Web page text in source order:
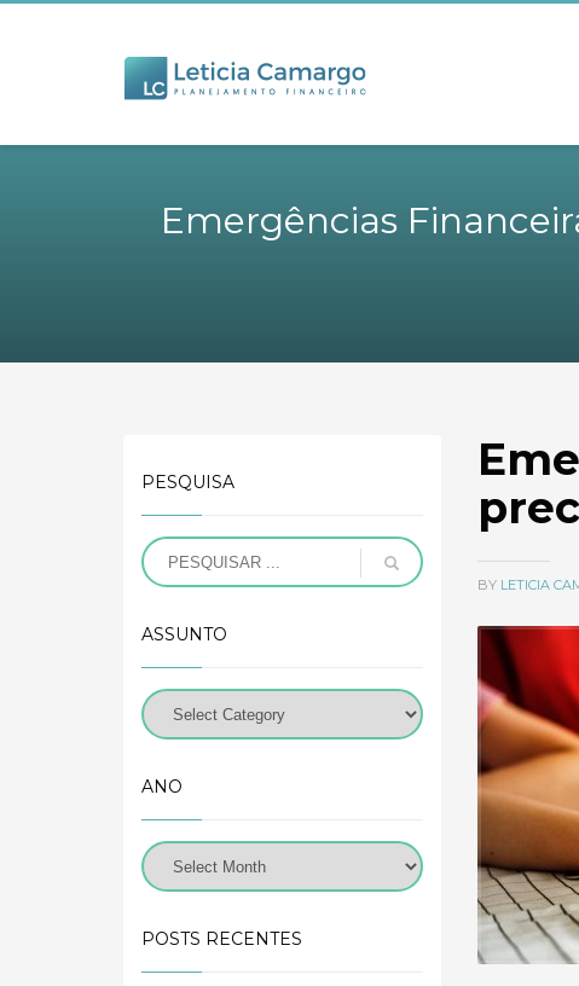
Emergências
BY LETICIA
PESQUISA
ASSUNTO
ANO
POSTS RECENTES